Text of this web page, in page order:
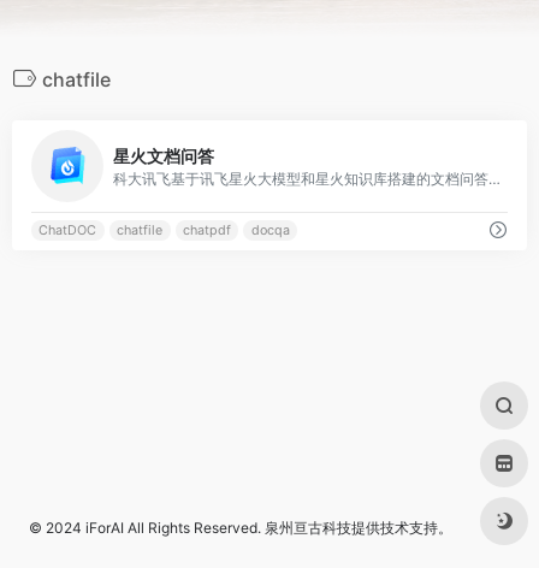
chatfile
星火文档问答
科大讯飞基于讯飞星火大模型和星火知识库搭建的文档问答服务，具备多文档问答，文档知识库，信源原文定位，文档总结，自定义切分等功能
ChatDOC chatfile chatpdf docqa
© 2024 iForAI All Rights Reserved. 泉州亘古科技提供技术支持。